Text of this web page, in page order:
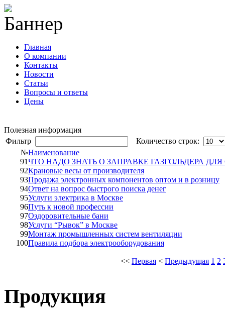
Главная
О компании
Контакты
Новости
Статьи
Вопросы и ответы
Цены
Полезная информация
Фильтр
Количество строк:
№Наименование
91ЧТО НАДО ЗНАТЬ О ЗАПРАВКЕ ГАЗГОЛЬДЕРА ДЛЯ
92Крановые весы от производителя
93Продажа электронных компонентов оптом и в розницу
94Ответ на вопрос быстрого поиска денег
95Услуги электрика в Москве
96Путь к новой профессии
97Оздоровительные бани
98Услуги “Рывок” в Москве
99Монтаж промышленных систем вентиляции
100Правила подбора электрооборудования
<< Первая < Предыдущая 1 2
Продукция